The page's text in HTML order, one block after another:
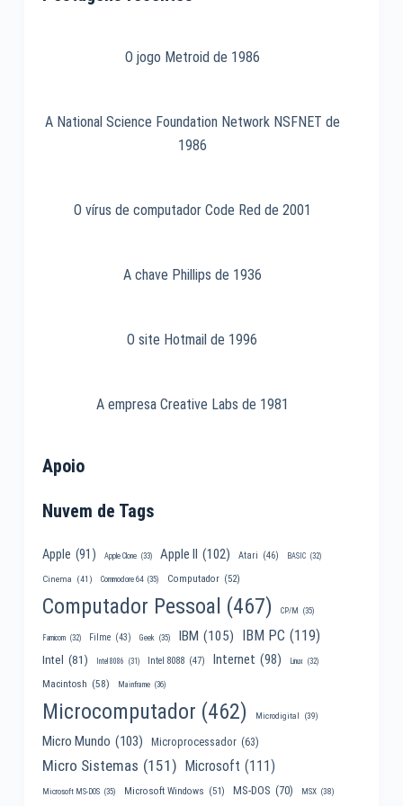
O jogo Metroid de 1986
A National Science Foundation Network NSFNET de
1986
O vírus de computador Code Red de 2001
A chave Phillips de 1936
O site Hotmail de 1996
A empresa Creative Labs de 1981
Apoio
Nuvem de Tags
Apple (91) Apple Clone (33) Apple II (102) Atari (46) BASIC (32)
Cinema (41) Commodore 64 (35) Computador (52)
Computador Pessoal (467) CP/M (35)
Famicom (32) Filme (43) Geek (35) IBM (105) IBM PC (119)
Intel (81) Intel 8086 (31) Intel 8088 (47) Internet (98) Linux (32)
Macintosh (58) Mainframe (36)
Microcomputador (462) Microdigital (39)
Micro Mundo (103) Microprocessador (63)
Micro Sistemas (151) Microsoft (111)
Microsoft MS-DOS (35) Microsoft Windows (51) MS-DOS (70) MSX (38)